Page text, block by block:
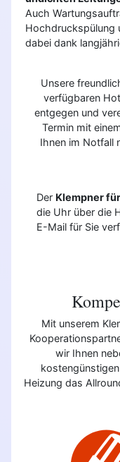
Auch
Hochdruckspülung
dabei dank
Unsere
verfügbaren
entgegen und
Termin mit
Ihnen im Notfall
Der Klempner
die Uhr über die
E-Mail für Sie
Mit unserem
wir Ihnen
Heizung das